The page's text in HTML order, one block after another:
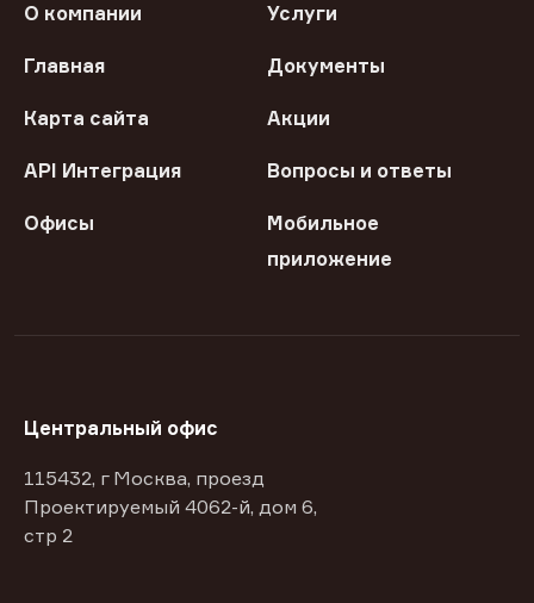
О компании Услуги
Главная Документы
Карта сайта Акции
API Интеграция Вопросы и ответы
Офисы
Мобильное
приложение
Центральный офис
115432, г Москва, проезд
Проектируемый 4062-й, дом 6,
стр 2